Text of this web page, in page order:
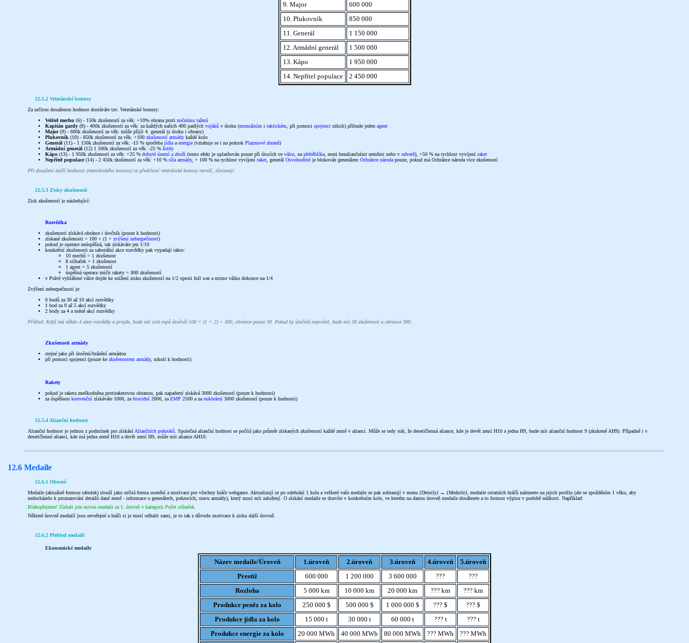
9. Major
600 000
10. Plukovník
850 000
11. Generál
1 150 000
12. Armádní generál
1 500 000
13. Kápo
1 950 000
14. Nepřítel populace
2 450 000
12.5.2 Veteránské bonusy
Za určitou dosaženou hodnost dostáváte tzv. Veteránské bonusy:
Velitel mechu (6) - 150k zkušeností za věk: +10% obrana proti nočnímu tažení
Kapitán gardy (8) - 400k zkušeností za věk: za každých našich 400 padlých vojáků v útoku (normálním i taktickém, při pomoci spojenci nikoli) přibude jeden agent
Major(9) - 600k zkušeností za věk: může přijít 4. generál (z útoku i obrany)
Plukovník (10) - 850k zkušeností za věk: +100 zkušeností armády každé kolo
Generál (11) - 1 150k zkušeností za věk: -15 % spotřebajídlaaenergie (vztahuje se i na pokrok Plazmové zbraně)
Armádní generál (12) 1 500k zkušeností za věk: -25 % žoldy
Kápo (13) - 1 950k zkušeností za věk: +25 % dobyté území a zboží (tento efekt je uplatňován pouze při útocích ve válce, napřeběhlíka, mezi bezaliančními zeměmi nebo v odvetě), +50 % na rychlost vyvíjení raket
Nepřítel populace(14) - 2 450k zkušeností za věk: +10 % síla armády, + 100 % na rychlost vyvíjení raket, generál Osvoboditel je blokován generálem Ochránce národapouze, pokud má Ochránce národa více zkušeností
Při dosažení další hodnosti (veteránského bonusu) se předchozí veteránské bonusy neruší, zůstavají.
12.5.3 Zisky zkušeností
Zisk zkušeností je následující:
Rozvědka
zkušenosti získává obránce i útočník (pouze k hodnosti)
získané zkušenosti = 100 × (1 + zvýšení nebezpečnosti)
pokud je operace neúspěšná, tak získáváte jen 1/10
konkrétní zkušenosti za sabotážní akce rozvědky pak vypadají takto:
10 mechů = 1 zkušenost
8 stíhaček = 1 zkušenost
1 agent = 5 zkušeností
úspěšná operace zničit rakety = 800 zkušeností
v Právě vyhlášené válce dojde ke snížení zisku zkušeností na 1/2 oproti full war a mimo válku dokonce na 1/4
Zvýšení nebezpečnosti je:
0 bodů za 30 až 10 akcí rozvědky
1 bod za 9 až 5 akcí rozvědky
2 body za 4 a méně akcí rozvědky
Příklad: Když má někdo 4 akce rozvědky a projde, bude mít zisk expů útočník 100 × (1 + 2) = 300, obránce pouze 30. Pokud by útočník neprošel, bude mít 30 zkušeností a obránce 300.
Zkušenosti armády
stejné jako při útočení/bránění armádou
při pomoci spojenci (pouze ke zkušenostem armády, nikoli k hodnosti)
Rakety
pokud je raketa zneškodněna protiraketovou obranou, pak napadený získává 3000 zkušeností (pouze k hodnosti)
za úspěšnou konvenční získáváte 1000, za biocidní 2000, za EMP 2500 a za nukleární 3000 zkušeností (pouze k hodnosti)
12.5.4 Alianční hodnost
Alianční hodnost je jednou z podmínek pro získání Aliančních pokroků . Společná alianční hodnost se počítá jako průměr získaných zkušeností každé země v alianci. Může se tedy stát, že desetičlenná aliance, kde je devět zemí H10 a jedna H9, bude mít alianční hodnost 9 (zkráceně AH9). Případně i v
desetičlenné alianci, kde má jedna země H10 a devět zemí H9, může mít aliance AH10.
12.6 Medaile
12.6.1 Obecně
Medaile (aktuálně formou tabulek) slouží jako určitá forma ocenění a motivace pro všechny hráče webgame. Aktualizují se po odehrání 1 kola a veškeré vaše medaile se pak zobrazují v menu {Detaily} → {Medaile}, medaile ostatních hráčů naleznete na jejich profilu (ale se zpožděním 1 věku, aby
nedocházelo k prozrazování detailů dané země - informace o generálech, pokrocích, stavu armády), který musí mít založený. O získání medaile se dozvíte v konkrétním kole, ve kterém na danou úroveň medaile dosáhnete a to formou výpisu v podobě události. Například:
Blahopřejeme! Získali jste novou medaili za 1. úroveň v kategorii Počet stíhaček.
Některé úrovně medailí jsou neveřejné a hráči si je musí odhalit sami, je to tak z důvodu motivace k zisku další úrovně.
12.6.2 Přehled medailí
Ekonomické medaile
Název medaile/Úroveň 1.úroveň 2.úroveň 3.úroveň 4.úroveň
5.úroveň
Prestiž
600 000 1 200 000 3 600 000 ???
???
Rozloha
5 000 km 10 000 km 20 000 km ??? km
??? km
Produkce peněz za kolo
250 000 $ 500 000 $ 1 000 000 $ ??? $
??? $
Produkce jídla za kolo
15 000 t 30 000 t 60 000 t ??? t
??? t
Produkce energie za kolo
20 000 MWh 40 000 MWh 80 000 MWh ??? MWh ??? MWh